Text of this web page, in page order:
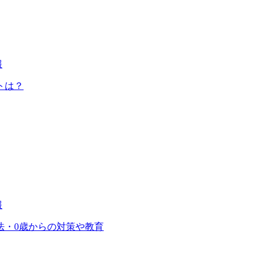
は？
・0歳からの対策や教育